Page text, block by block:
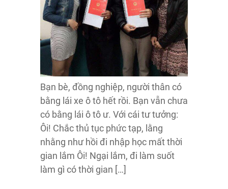
Bạn bè, đồng nghiệp, người thân có
bằng lái xe ô tô hết rồi. Bạn vẫn chưa
có bằng lái ô tô ư. Với cái tư tưởng:
Ôi! Chắc thủ tục phức tạp, lằng
nhằng như hồi đi nhập học mất thời
gian lắm Ôi! Ngại lắm, đi làm suốt
làm gì có thời gian […]